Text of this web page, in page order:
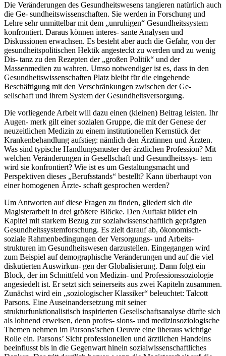
Die Veränderungen des Gesundheitswesens tangieren natürlich auch
die Ge- sundheitswissenschaften. Sie werden in Forschung und
Lehre sehr unmittelbar mit dem „unruhigen“ Gesundheitssystem
konfrontiert. Daraus können interes- sante Analysen und
Diskussionen erwachsen. Es besteht aber auch die Gefahr, von der
gesundheitspolitischen Hektik angesteckt zu werden und zu wenig
Dis- tanz zu den Rezepten der „großen Politik“ und der
Massenmedien zu wahren. Umso notwendiger ist es, dass in den
Gesundheitswissenschaften Platz bleibt für die eingehende
Beschäftigung mit den Verschränkungen zwischen der Ge-
sellschaft und ihrem System der Gesundheitsversorgung.
Die vorliegende Arbeit will dazu einen (kleinen) Beitrag leisten. Ihr
Augen- merk gilt einer sozialen Gruppe, die mit der Genese der
neuzeitlichen Medizin zu einem institutionellen Kernstück der
Krankenbehandlung aufstieg: nämlich den Ärztinnen und Ärzten.
Was sind typische Handlungsmuster der ärztlichen Profession? Mit
welchen Veränderungen in Gesellschaft und Gesundheitssys- tem
wird sie konfrontiert? Wie ist es um Gestaltungsmacht und
Perspektiven dieses „Berufsstands“ bestellt? Kann überhaupt von
einer homogenen Ärzte- schaft gesprochen werden?
Um Antworten auf diese Fragen zu finden, gliedert sich die
Magisterarbeit in drei größere Blöcke. Den Auftakt bildet ein
Kapitel mit starkem Bezug zur sozialwissenschaftlich geprägten
Gesundheitssystemforschung. Es zielt darauf ab, ökonomisch-
soziale Rahmenbedingungen der Versorgungs- und Arbeits-
strukturen im Gesundheitswesen darzustellen. Eingegangen wird
zum Beispiel auf demographische Veränderungen und auf die viel
diskutierten Auswirkun- gen der Globalisierung. Dann folgt ein
Block, der im Schnittfeld von Medizin- und Professionssoziologie
angesiedelt ist. Er setzt sich seinerseits aus zwei Kapiteln zusammen.
Zunächst wird ein „soziologischer Klassiker“ beleuchtet: Talcott
Parsons. Eine Auseinandersetzung mit seiner
strukturfunktionalistisch inspirierten Gesellschaftsanalyse dürfte sich
als lohnend erweisen, denn profes- sions- und medizinsoziologische
Themen nehmen im Parsons’schen Oeuvre eine überaus wichtige
Rolle ein. Parsons’ Sicht professionellen und ärztlichen Handelns
beeinflusst bis in die Gegenwart hinein sozialwissenschaftliches